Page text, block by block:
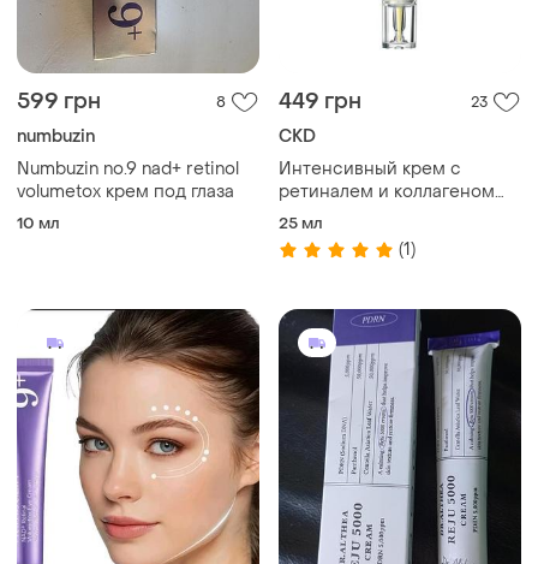
599 грн 8
numbuzin
Numbuzin no.9 nad+ retinol
volumetox крем под глаза
10 мл
449 грн 23
CKD
Интенсивный крем с
ретиналем и коллагеном
ckd retino collagen 25мл
25 мл
(1)